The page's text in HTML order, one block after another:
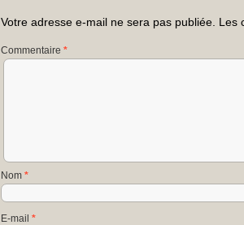
Votre adresse e-mail ne sera pas publiée. Les
Commentaire *
Nom *
E-mail *